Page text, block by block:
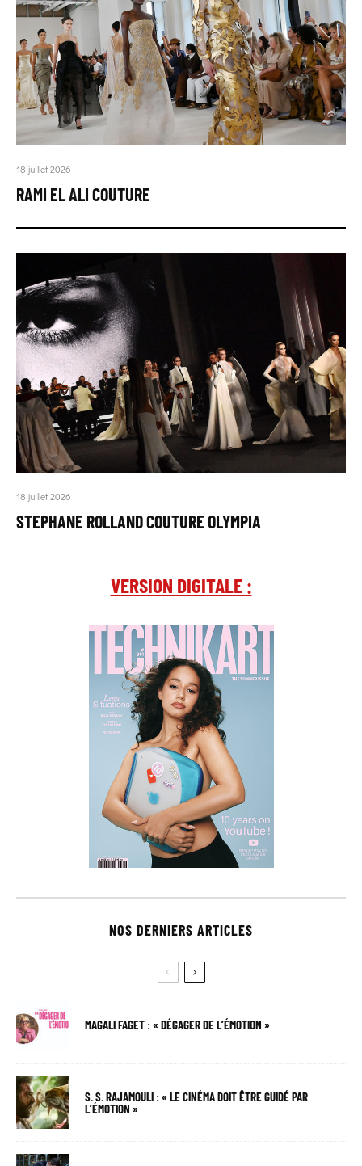
18 juillet 2026
RAMI EL ALI COUTURE
18 juillet 2026
STEPHANE ROLLAND COUTURE OLYMPIA
VERSION DIGITALE :
NOS DERNIERS ARTICLES
MAGALI FAGET : « DÉGAGER DE L’ÉMOTION »
S. S. RAJAMOULI : « LE CINÉMA DOIT ÊTRE GUIDÉ PAR
L’ÉMOTION »